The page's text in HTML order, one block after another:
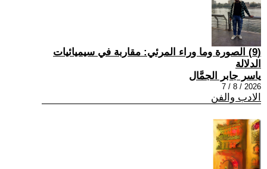
(9) الصورة وما وراء المرئي: مقاربة في سيميائيات
الدلالة
ياسر جابر الجمَّال
2026 / 8 / 7
الادب والفن